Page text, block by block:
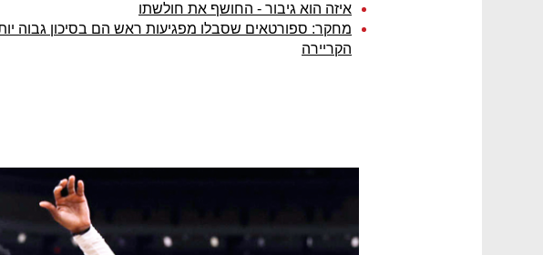
איזה הוא גיבור - החושף את חולשתו
מחקר: ספורטאים שסבלו מפגיעות ראש הם בסיכון גבוה
הקריירה